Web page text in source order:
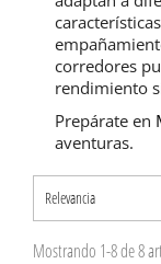
corredores
rendimiento
Prepárate en
aventuras.
Relevancia
Mostrando 1-8 de 8